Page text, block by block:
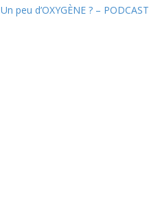
Un peu d’OXYGÈNE ? – PODCAST